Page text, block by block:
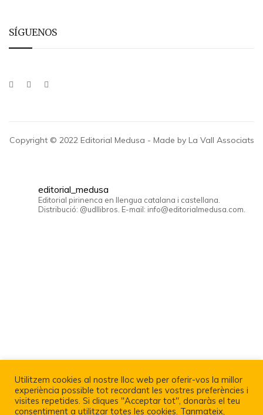
SÍGUENOS
Copyright © 2022 Editorial Medusa - Made by La Vall Associats
editorial_medusa
Editorial pirinenca en llengua catalana i castellana.
Distribució: @udllibros. E-mail: info@editorialmedusa.com.
Utilitzem cookies al nostre lloc web per oferir-vos la millor
experiència possible tot recordant les vostres preferències i
visites repetides. Si cliques "Acceptar tot", donaràs el teu
consentiment a utilitzar totes les cookies. Tanmateix,